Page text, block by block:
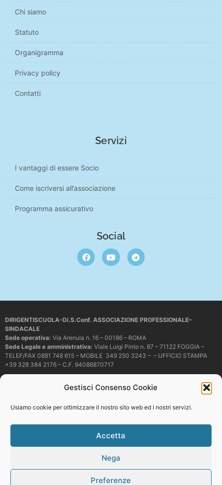
Gestisci Consenso Cookie
Usiamo cookie per ottimizzare il nostro sito web ed i nostri servizi.
Accetta
Nega
Preferenze
Chi siamo
Statuto
Organigramma
Privacy policy
Contatti
Servizi
I vantaggi di essere Socio
Come iscriversi all’associazione
Programma assicurativo
Social
DIRIGENTISCUOLA-Di.S.Conf. ASSOCIAZIONE PROFESSIONALE–
SINDACALE
Sede operativa: Via Arenula n. 16 – 00186 – ROMA
Sede Legale e amministrativa: Viale Luigi Pinto n. 87 – 71122 FOGGIA –
TELEF/FAX 0881 748 615 – MOBILE 349 250 3243 – – UFFICIO STAMPA
+39 328 384 2176 – C.F. 94086870717
dirigentiscuola@pec.it
copiare o riprodurre in alcun modo i contenuti presenti in questo sito se non